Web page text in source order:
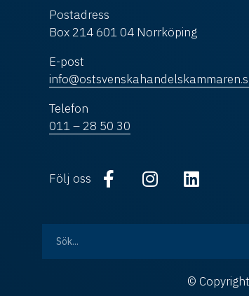
Postadress
Box 214 601 04 Norrköping
E-post
Telefon
011 – 28 50 30
Följ oss
©